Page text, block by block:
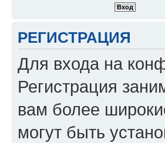
РЕГИСТРАЦИЯ
Для входа на
Регистрация
вам более
могут быть